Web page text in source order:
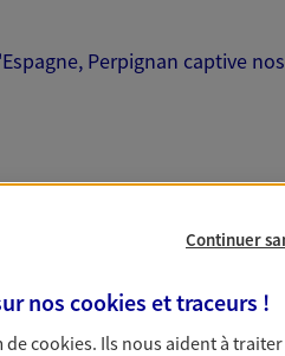
Perpignan captive
Continuer
nos cookies et traceurs !
decookies. Ils nous aident à